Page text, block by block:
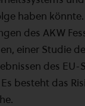
haben
des AKW
einer Studie
des EU-
besteht das